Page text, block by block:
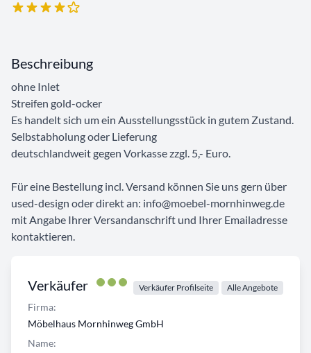
Verkäufer Verkäufer Profilseite Alle Angebote
Firma:
Möbelhaus Mornhinweg GmbH
Name:
Beschreibung
ohne Inlet
Streifen gold-ocker
Es handelt sich um ein Ausstellungsstück in gutem Zustand.
Selbstabholung oder Lieferung
deutschlandweit gegen Vorkasse zzgl. 5,- Euro.
Für eine Bestellung incl. Versand können Sie uns gern über
used-design oder direkt an: info@moebel-mornhinweg.de
mit Angabe Ihrer Versandanschrift und Ihrer Emailadresse
kontaktieren.